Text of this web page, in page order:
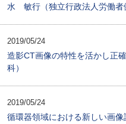
水 敏行（独立行政法人労働者
2019/05/24
造影CT画像の特性を活かし
科）
2019/05/24
循環器領域における新しい画